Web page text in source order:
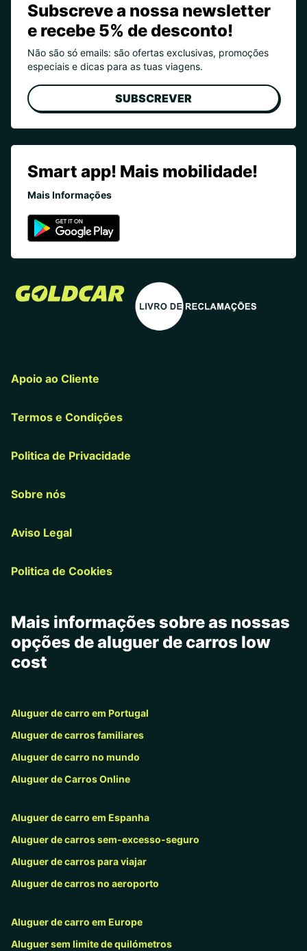
Subscreve a nossa newsletter
e recebe 5% de desconto!
Não são só emails: são ofertas exclusivas, promoções
especiais e dicas para as tuas viagens.
SUBSCREVER
Smart app! Mais mobilidade!
Mais Informações
Apoio ao Cliente
Termos e Condições
Politica de Privacidade
Sobre nós
Aviso Legal
Politica de Cookies
Mais informações sobre as nossas
opções de aluguer de carros low
cost
Aluguer de carro em Portugal
Aluguer de carros familiares
Aluguer de carro no mundo
Aluguer de Carros Online
Aluguer de carro em Espanha
Aluguer de carros sem-excesso-seguro
Aluguer de carros para viajar
Aluguer de carros no aeroporto
Aluguer de carro em Europe
Aluguer sem limite de quilómetros